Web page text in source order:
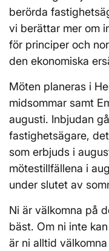
berörda
vi berättar mer om
för principer och
den ekonomiska
Möten planeras i
midsommar samt
augusti. Inbjudan
fastighetsägare,
som erbjuds i
mötestillfällena i
under slutet av
Ni är välkomna på
bäst. Om ni inte
är ni alltid